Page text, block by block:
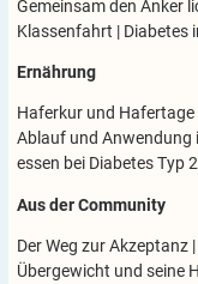
Gemeinsam den Anker
Klassenfahrt | Diabetes
Ernährung
Haferkur und Hafertage
Ablauf und Anwendung
essen bei Diabetes Typ
Aus der Community
Der Weg zur Akzeptanz |
Übergewicht und seine